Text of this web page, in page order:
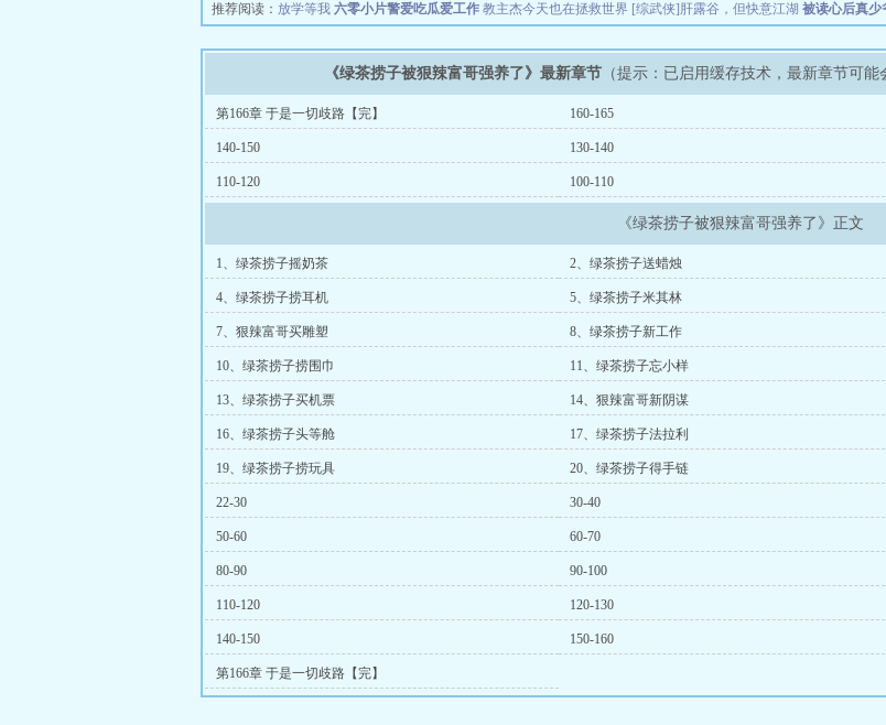
推荐阅读： 放学等我 六零小片警爱吃瓜爱工作 教主杰今天也在拯救世界 [综武侠]肝露谷，但快意江湖 被读心后真少
《绿茶捞子被狠辣富哥强养了》最新章节 （提示：已启用缓存技术，最新章节可
第166章 于是一切歧路【完】 160-165
140-150 130-140
110-120 100-110
《绿茶捞子被狠辣富哥强养了》正文
1、绿茶捞子摇奶茶 2、绿茶捞子送蜡烛
4、绿茶捞子捞耳机 5、绿茶捞子米其林
7、狠辣富哥买雕塑 8、绿茶捞子新工作
10、绿茶捞子捞围巾 11、绿茶捞子忘小样
13、绿茶捞子买机票 14、狠辣富哥新阴谋
16、绿茶捞子头等舱 17、绿茶捞子法拉利
19、绿茶捞子捞玩具 20、绿茶捞子得手链
22-30 30-40
50-60 60-70
80-90 90-100
110-120 120-130
140-150 150-160
第166章 于是一切歧路【完】